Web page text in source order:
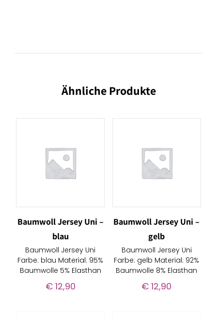
Ähnliche Produkte
Baumwoll Jersey Uni –
blau
Baumwoll Jersey Uni
Farbe: blau Material: 95%
Baumwolle 5% Elasthan
€12,90
Baumwoll Jersey Uni –
gelb
Baumwoll Jersey Uni
Farbe: gelb Material: 92%
Baumwolle 8% Elasthan
€ 12,90